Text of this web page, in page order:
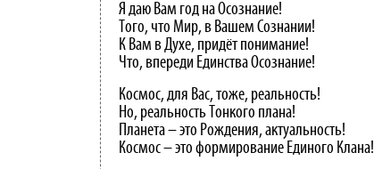
Я даю Вам год на Осознание!
Того, что Мир, в Вашем Сознании!
К Вам в Духе, придёт понимание!
Что, впереди Единства Осознание!
Космос, для Вас, тоже, реальность!
Но, реальность Тонкого плана!
Планета – это Рождения, актуальность!
Космос – это формирование Единого Клана!